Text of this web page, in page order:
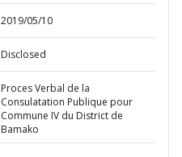
2019/05/10
Disclosed
Proces Verbal de la
Consulatation Publique pour
Commune IV du District de
Bamako